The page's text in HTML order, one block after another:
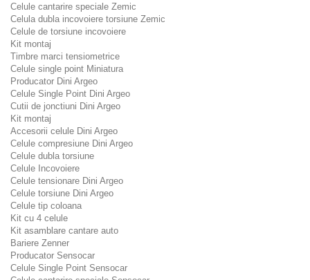
Celule cantarire speciale Zemic
Celula dubla incovoiere torsiune Zemic
Celule de torsiune incovoiere
Kit montaj
Timbre marci tensiometrice
Celule single point Miniatura
Producator Dini Argeo
Celule Single Point Dini Argeo
Cutii de jonctiuni Dini Argeo
Kit montaj
Accesorii celule Dini Argeo
Celule compresiune Dini Argeo
Celule dubla torsiune
Celule Incovoiere
Celule tensionare Dini Argeo
Celule torsiune Dini Argeo
Celule tip coloana
Kit cu 4 celule
Kit asamblare cantare auto
Bariere Zenner
Producator Sensocar
Celule Single Point Sensocar